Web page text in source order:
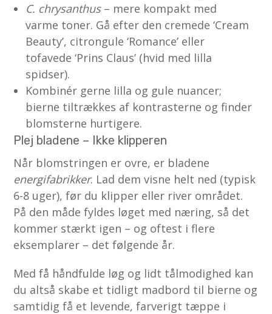
C. chrysanthus– mere kompakt med
varme toner. Gå efter den cremede ‘Cream
Beauty’, citrongule ‘Romance’ eller
tofavede ‘Prins Claus’ (hvid med lilla
spidser).
Kombinér gerne lilla og gule nuancer;
bierne tiltrækkes af kontrasterne og finder
blomsterne hurtigere.
Plej bladene – Ikke klipperen
Når blomstringen er ovre, er bladene
energifabrikker. Lad dem visne helt ned (typisk
6-8 uger), før du klipper eller river området.
På den måde fyldes løget med næring, så det
kommer stærkt igen – og oftest i flere
eksemplarer – det følgende år.
Med få håndfulde løg og lidt tålmodighed kan
du altså skabe et tidligt madbord til bierne og
samtidig få et levende, farverigt tæppe i